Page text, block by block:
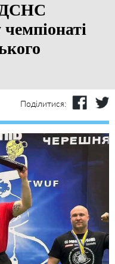
ДСНС
Поділитися: